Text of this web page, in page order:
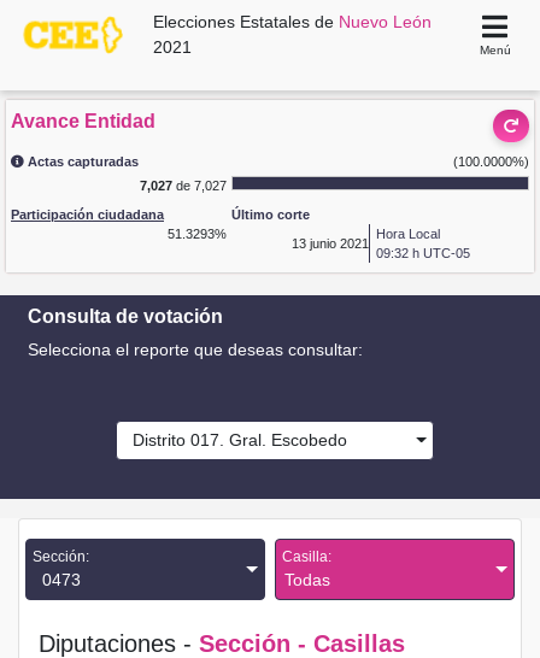
Elecciones Estatales de Nuevo León
2021
Menú
Avance Entidad
Actas capturadas
(100.0000%)
7,027de 7,027
Participación ciudadana
51.3293%
Último corte
13 junio 2021
Hora Local
09:32 h UTC-05
Consulta de votación
Selecciona el reporte que deseas consultar:
Distrito 017. Gral. Escobedo
Sección:
0473
Casilla:
Todas
Diputaciones - Sección - Casillas